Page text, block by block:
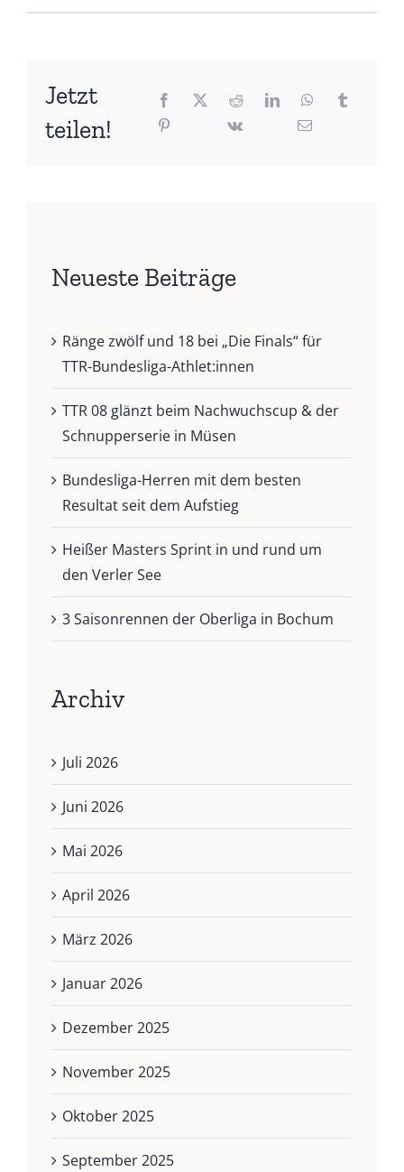
Jetzt
teilen!
Neueste Beiträge
Ränge zwölf und 18 bei „Die Finals“ für
TTR-Bundesliga-Athlet:innen
TTR 08 glänzt beim Nachwuchscup & der
Schnupperserie in Müsen
Bundesliga-Herren mit dem besten
Resultat seit dem Aufstieg
Heißer Masters Sprint in und rund um
den Verler See
3 Saisonrennen der Oberliga in Bochum
Archiv
Juli 2026
Juni 2026
Mai 2026
April 2026
März 2026
Januar 2026
Dezember 2025
November 2025
Oktober 2025
September 2025